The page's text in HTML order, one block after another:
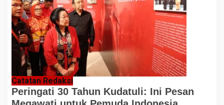
Catatan Redaksi
Peringati 30 Tahun Kudatuli: Ini Pesan